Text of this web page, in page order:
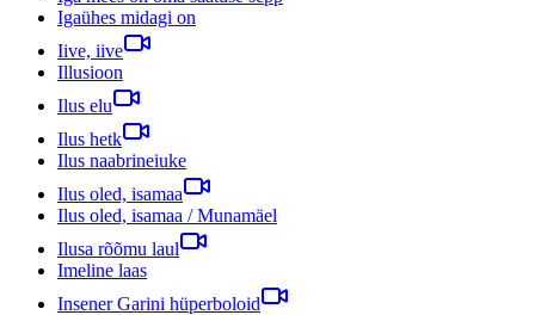
Igaühes midagi on
Iive, iive
Illusioon
Ilus elu
Ilus hetk
Ilus naabrineiuke
Ilus oled, isamaa
Ilus oled, isamaa / Munamäel
Ilusa rõõmu laul
Imeline laas
Insener Garini hüperboloid